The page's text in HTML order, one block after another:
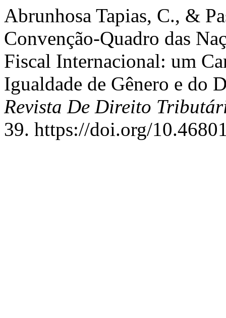
Abrunhosa Tapias, C., &
Convenção-Quadro das
Fiscal Internacional: um
Igualdade de Gênero e do
Revista De Direito
39. https://doi.org/